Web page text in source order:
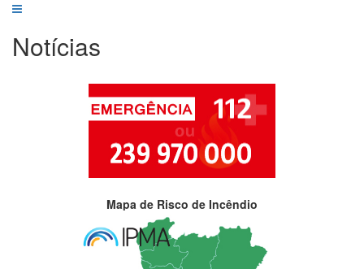
Notícias
Mapa de Risco de Incêndio